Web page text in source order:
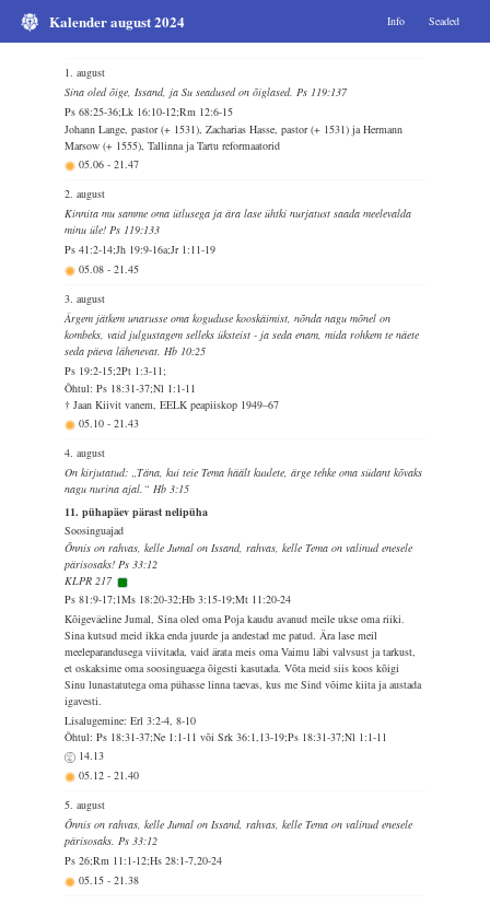
Kalender august 2024 Info Seaded
1. august
Sina oled õige, Issand, ja Su seadused on õiglased. Ps 119:137
Ps 68:25-36;Lk 16:10-12;Rm 12:6-15
Johann Lange, pastor (+ 1531), Zacharias Hasse, pastor (+ 1531) ja Hermann
Marsow (+ 1555), Tallinna ja Tartu reformaatorid
05.06-21.47
2. august
Kinnita mu samme oma ütlusega ja ära lase ühtki nurjatust saada meelevalda
minu üle! Ps 119:133
Ps 41:2-14;Jh 19:9-16a;Jr 1:11-19
05.08-21.45
3. august
Ärgem jätkem unarusse oma koguduse kooskäimist, nõnda nagu mõnel on
kombeks, vaid julgustagem selleks üksteist - ja seda enam, mida rohkem te näete
seda päeva lähenevat. Hb 10:25
Ps 19:2-15;2Pt 1:3-11;
Õhtul: Ps 18:31-37;Nl 1:1-11
† Jaan Kiivit vanem, EELK peapiiskop 1949–67
05.10-21.43
4. august
On kirjutatud: „Täna, kui teie Tema häält kuulete, ärge tehke oma südant kõvaks
nagu nurina ajal.“ Hb 3:15
11. pühapäev pärast nelipüha
Soosinguajad
Õnnis on rahvas, kelle Jumal on Issand, rahvas, kelle Tema on valinud enesele
pärisosaks! Ps 33:12
KLPR 217
Ps 81:9-17;1Ms 18:20-32;Hb 3:15-19;Mt 11:20-24
Kõigeväeline Jumal, Sina oled oma Poja kaudu avanud meile ukse oma riiki.
Sina kutsud meid ikka enda juurde ja andestad me patud. Ära lase meil
meeleparandusega viivitada, vaid ärata meis oma Vaimu läbi valvsust ja tarkust,
et oskaksime oma soosinguaega õigesti kasutada. Võta meid siis koos kõigi
Sinu lunastatutega oma pühasse linna taevas, kus me Sind võime kiita ja austada
igavesti.
Lisalugemine: Erl 3:2-4, 8-10
Õhtul: Ps 18:31-37;Ne 1:1-11 või Srk 36:1,13-19;Ps 18:31-37;Nl 1:1-11
14.13
05.12-21.40
5. august
Õnnis on rahvas, kelle Jumal on Issand, rahvas, kelle Tema on valinud enesele
pärisosaks. Ps 33:12
Ps 26;Rm 11:1-12;Hs 28:1-7,20-24
05.15-21.38